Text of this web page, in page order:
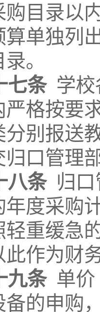
购目录以
算单独列
。
七条 学
严格按要
分别报送
归口管理
八条 归
年度采购
轻重缓急
此作为财
九条 单
备的申购